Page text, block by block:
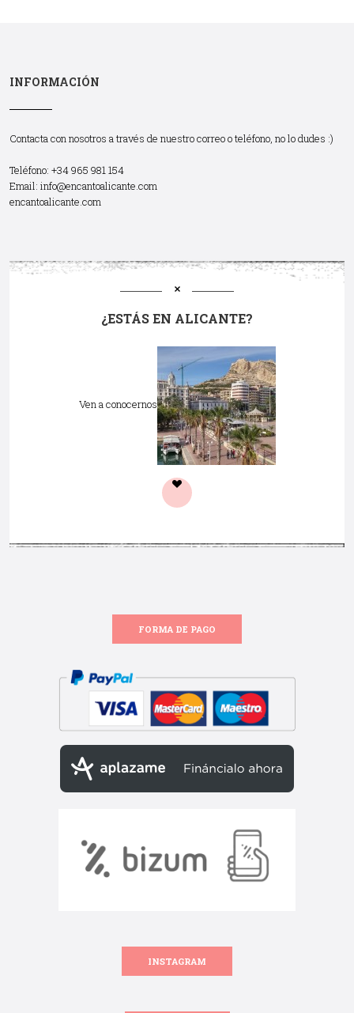
INFORMACIÓN
Contacta con nosotros a través de nuestro correo o teléfono, no lo dudes :)
Teléfono: +34 965 981 154
Email: info@encantoalicante.com
encantoalicante.com
¿ESTÁS EN ALICANTE?
Ven a conocernos
FORMA DE PAGO
INSTAGRAM